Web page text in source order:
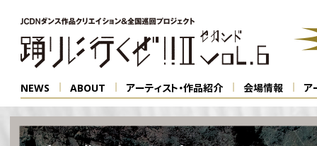
NEWS ABOUT アーティスト・作品紹介 会場情報 ア